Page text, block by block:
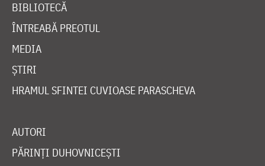
BIBLIOTECĂ
ÎNTREABĂ PREOTUL
MEDIA
ȘTIRI
HRAMUL SFINTEI CUVIOASE PARASCHEVA
AUTORI
PĂRINȚI DUHOVNICEȘTI